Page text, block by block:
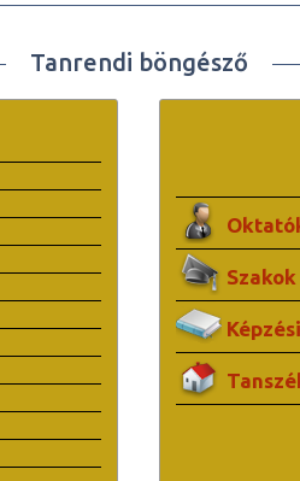
Tanrendi böngésző
Szakok